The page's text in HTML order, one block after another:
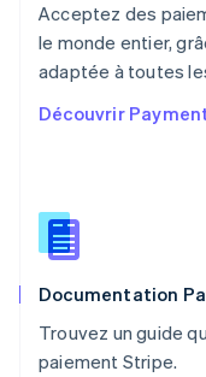
Acceptez des
le monde entier,
adaptée à toutes
Découvrir
Documentation
Trouvez un guide
paiement Stripe.
NederlandsEnglish
Pologne
English
PortuguêsEnglish
English
Roumanie
Royaume-Uni
Singapour
English 简体中文